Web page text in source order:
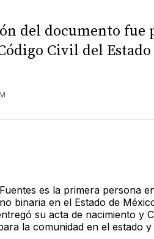
del documento fue
Civil del
es la primera persona
binaria en el Estado de
su acta de nacimiento y
la comunidad en el estado